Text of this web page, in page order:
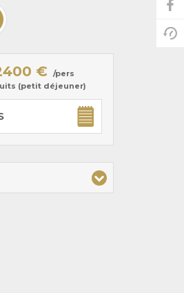
€ /pers
(petit déjeuner)